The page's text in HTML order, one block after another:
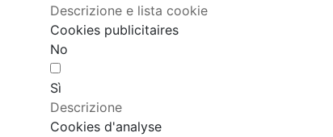
Descrizione e lista cookie
Cookies publicitaires
No
Sì
Descrizione
Cookies d'analyse